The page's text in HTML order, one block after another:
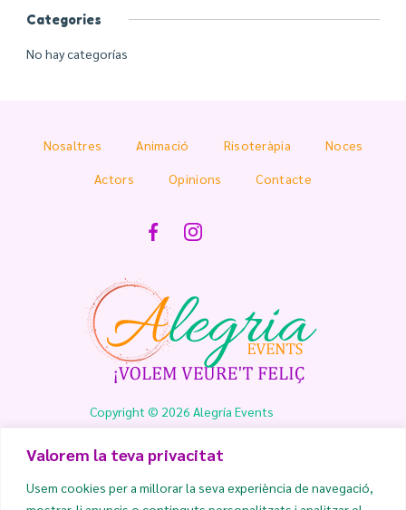
Valorem la teva privacitat
Usem cookies per a millorar la seva experiència de navegació,
Categories
No hay categorías
Nosaltres Animació Risoteràpia Noces
Actors Opinions Contacte
Copyright © 2026 Alegría Events
info@alegriaevents.es